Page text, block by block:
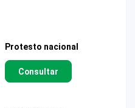
Protesto nacional
Consultar